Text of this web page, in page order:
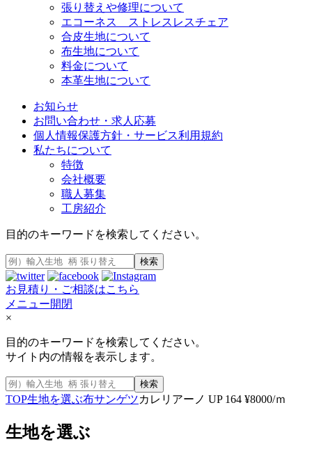
張り替えや修理について
エコーネス ストレスレスチェア
合皮生地について
布生地について
料金について
本革生地について
お知らせ
お問い合わせ・求人応募
個人情報保護方針・サービス利用規約
私たちについて
特徴
会社概要
職人募集
工房紹介
目的のキーワードを検索してください。
検索
お見積り・ご相談はこちら
メニュー開閉
×
目的のキーワードを検索してください。
サイト内の情報を表示します。
検索
TOP生地を選ぶ布サンゲツカレリアーノ UP 164 ¥8000/ｍ
生地を選ぶ